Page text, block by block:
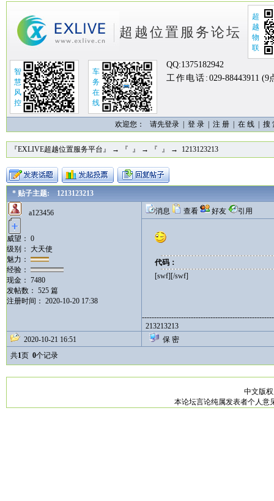
超越位置服务论坛
超
越
物
联
智
慧
风
控
车
务
在
线
QQ:1375182942
工作电话: 029-88443911 (9
欢迎您： 请先登录 | 登 录 注 册 在 线 搜
『EXLIVE超越位置服务平台』 → 『 』 → 『 』 → 1213123213
* 贴子主题: 1213123213
a123456
威望： 0
级别： 大天使
魅力：
经验：
现金： 7480
发帖数： 525 篇
注册时间： 2020-10-20 17:38
消息 查看 好友 引用
代码：
[swf][/swf]
213213213
2020-10-21 16:51
保 密
共1页 0个记录
中文版
本论坛言论纯属发表者个人意